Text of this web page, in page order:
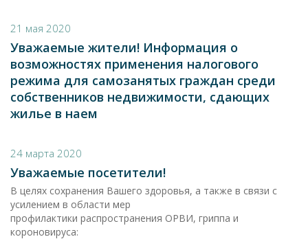
21 мая 2020
Уважаемые жители! Информация о
возможностях применения налогового
режима для самозанятых граждан среди
собственников недвижимости, сдающих
жилье в наем
24 марта 2020
Уважаемые посетители!
В целях сохранения Вашего здоровья, а также в связи с
усилением в области мер
профилактики распространения ОРВИ, гриппа и
короновируса: